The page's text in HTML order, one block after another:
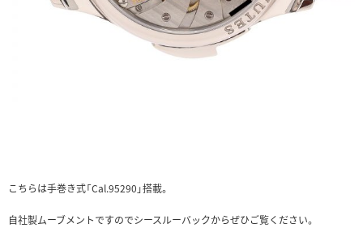
こちらは手巻き式「Cal.95290」搭載。
自社製ムーブメントですのでシースルーバックからぜひご覧ください。